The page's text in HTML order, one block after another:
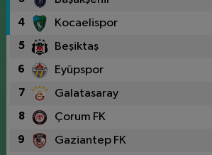
4 Kocaelispor
5 Beşiktaş
6 Eyüpspor
7 Galatasaray
8 Çorum FK
9 Gaziantep FK